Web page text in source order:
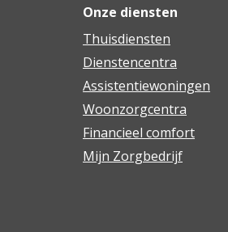
Onze diensten
Thuisdiensten
Dienstencentra
Assistentiewoningen
Woonzorgcentra
Financieel comfort
Mijn Zorgbedrijf